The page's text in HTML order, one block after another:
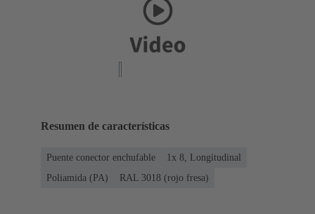
Resumen de características
Puente conector enchufable
1x 8, Longitudinal
Poliamida (PA)
RAL 3018 (rojo fresa)